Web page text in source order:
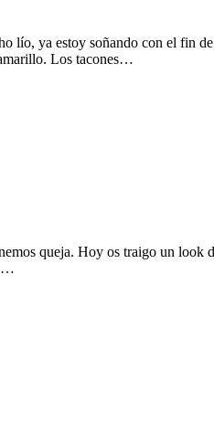
lío, ya estoy soñando con el fin
Los tacones…
queja. Hoy os traigo un